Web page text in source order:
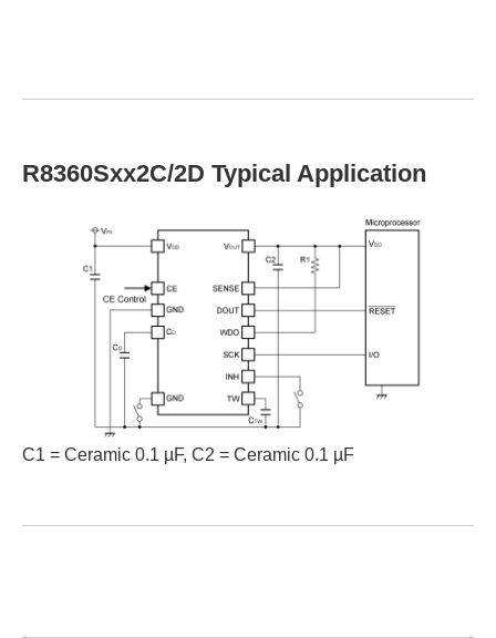
R8360Sxx2C/2D Typical Application
C1 = Ceramic 0.1 µF, C2 = Ceramic 0.1 µF